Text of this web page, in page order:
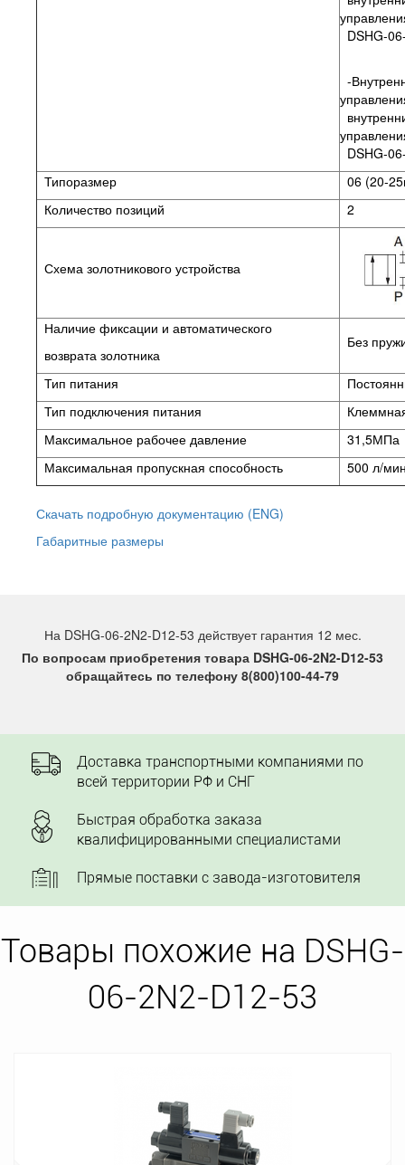
DSHG-
-
DSHG-
Типоразмер
06 (20-
Количество позиций
2
Схема золотникового устройства
Наличие фиксации и автоматического
возврата золотника
Без
Тип питания
Тип подключения питания
Максимальное рабочее давление
31,5МПа
Максимальная пропускная способность
500 л/
Скачать подробную документацию (ENG)
Габаритные размеры
На DSHG-06-2N2-D12-53 действует гарантия 12 мес.
По вопросам приобретения товара DSHG-06-2N2-D12-53
обращайтесь по телефону 8(800)100-44-79
Доставка транспортными компаниями по
всей территории РФ и СНГ
Быстрая обработка заказа
квалифицированными специалистами
Прямые поставки с завода-изготовителя
Товары похожие на DSHG-
06-2N2-D12-53